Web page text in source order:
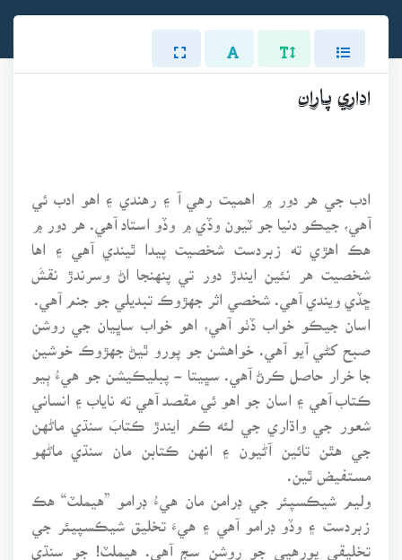
اداري پاران
ادب جي هر دور ۾ اهميت رهي آ ۽ رهندي ۽ اهو ادب ئي
آهي، جيڪو دنيا جو ٽيون وڏي ۾ وڏو استاد آهي. هر دور ۾
هڪ اهڙي ته زبردست شخصيت پيدا ٿيندي آهي ۽ اها
شخصيت هر نئين ايندڙ دور تي پنهنجا اڻ وسرندڙ نقشَ
ڇڏي ويندي آهي. شخصي اثر جهڙوڪ تبديلي جو جنم آهي.
اسان جيڪو خواب ڏٺو آهي، اهو خواب ساڀيان جي روشن
صبح کڻي آيو آهي. خواهشن جو پورو ٿيڻ جهڙوڪ خوشين
جا خرار حاصل ڪرڻ آهي. سڀيتا - پبليڪيشن جو هيءُ ٻيو
ڪتاب آهي ۽ اسان جو اهو ئي مقصد آهي ته ناياب ۽ انساني
شعور جي واڌاري جي لئه ڪم ايندڙ ڪتابَ سنڌي ماڻهن
جي هٿن تائين آڻيون ۽ انهن ڪتابن مان سنڌي ماڻهو
مستفيض ٿين.
وليم شيڪسپئر جي ڊرامن مان هيءُ ڊرامو ”هيملٽ“ هڪ
زبردست ۽ وڏو ڊرامو آهي ۽ هيءَ تخليق شيڪسپيئر جي
تخليقي پورهيي جو روشن سج آهي. هيملٽ! جو سنڌي